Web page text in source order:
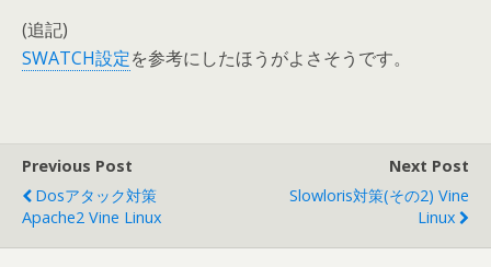
(追記)
SWATCH設定を参考にしたほうがよさそうです。
Previous Post
Dosアタック対策
Apache2 Vine Linux
Next Post
Slowloris対策(その2) Vine
Linux